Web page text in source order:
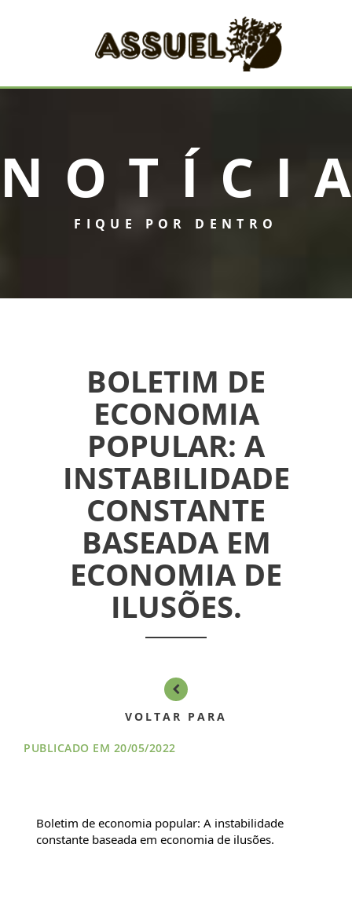
ASSUEL
CONVÊNIOS
INFORMATIVOS
ASSEMBLÉIAS
PROGRAMA
CONTATO
FIQUE POR DENTRO
BOLETIM DE
ECONOMIA
POPULAR: A
INSTABILIDADE
CONSTANTE
BASEADA EM
ECONOMIA DE
ILUSÕES.
VOLTAR PARA
PUBLICADO EM 20/05/2022
Boletim de economia popular: A instabilidade
constante baseada em economia de ilusões.